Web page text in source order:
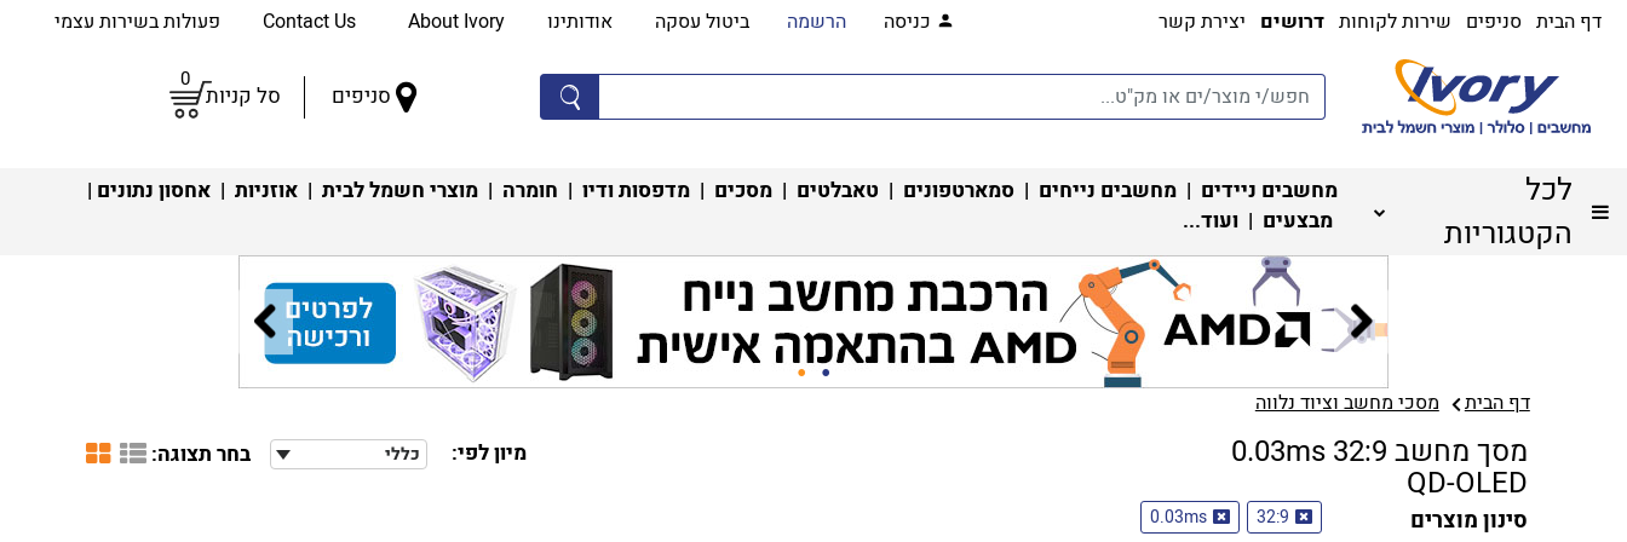
דף הבית סניפים שירות לקוחות דרושים יצירת קשר כניסה הרשמה ביטול עסקה אודותינו About Ivory פעולות בשירות עצמי
סניפים סל קניות
0
לכל
הקטגוריות
מחשבים ניידים | מחשבים נייחים | סמארטפונים | טאבלטים | מסכים | מדפסות ודיו | חומרה | מוצרי חשמל לבית | אוזניות | אחסון נתונים |
מבצעים | ועוד...
דף הבית מסכי מחשב וציוד נלווה
מסך מחשב 32:9 0.03ms
QD-OLED
מיון לפי: כללי בחר תצוגה:
סינון מוצרים 32:9
0.03ms